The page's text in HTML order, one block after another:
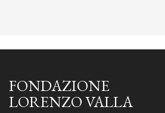
FONDAZIONE
LORENZO VALLA